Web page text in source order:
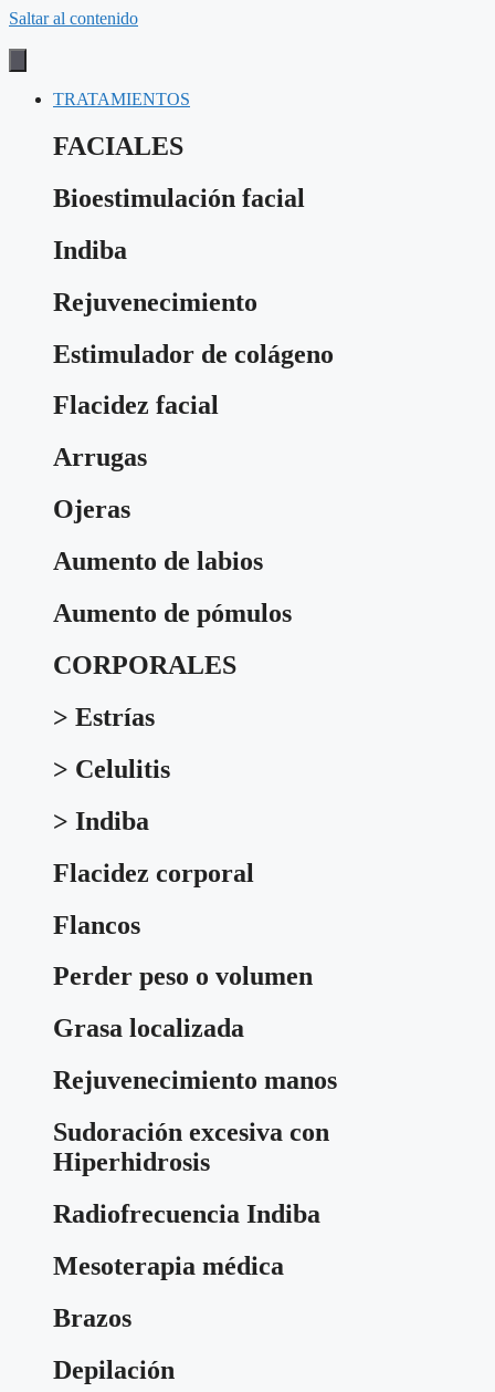
Saltar al contenido
TRATAMIENTOS
FACIALES
Bioestimulación facial
Indiba
Rejuvenecimiento
Estimulador de colágeno
Flacidez facial
Arrugas
Ojeras
Aumento de labios
Aumento de pómulos
CORPORALES
> Estrías
> Celulitis
> Indiba
Flacidez corporal
Flancos
Perder peso o volumen
Grasa localizada
Rejuvenecimiento manos
Sudoración excesiva con
Hiperhidrosis
Radiofrecuencia Indiba
Mesoterapia médica
Brazos
Depilación